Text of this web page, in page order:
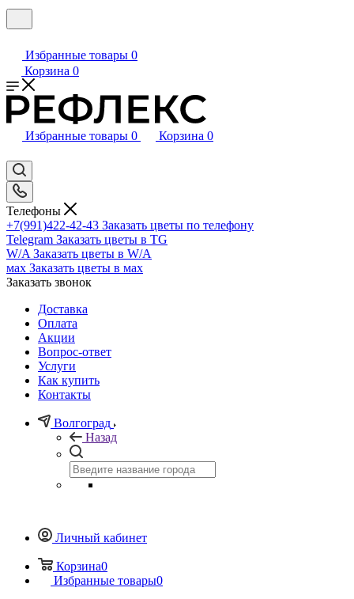
Избранные товары 0
Корзина 0
Избранные товары 0 Корзина 0
Телефоны
+7(991)422-42-43 Заказать цветы по телефону
Telegram Заказать цветы в TG
W/A Заказать цветы в W/A
мах Заказать цветы в мах
Заказать звонок
Доставка
Оплата
Акции
Вопрос-ответ
Услуги
Как купить
Контакты
Волгоград
Назад
Личный кабинет
Корзина0
Избранные товары0